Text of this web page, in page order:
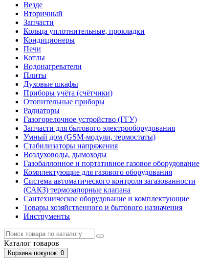
Везде
Вторичный
Запчасти
Кольца уплотнительные, прокладки
Кондиционеры
Печи
Котлы
Водонагреватели
Плиты
Духовые шкафы
Приборы учёта (счётчики)
Отопительные приборы
Радиаторы
Газогорелочное устройство (ГГУ)
Запчасти для бытового электрооборудования
Умный дом (GSM-модули, термостаты)
Cтабилизаторы напряжения
Воздуховоды, дымоходы
Газобаллонное и портативное газовое оборудование
Комплектующие для газового оборудования
Система автоматического контроля загазованности
(САКЗ) термозапорные клапана
Сантехническое оборудование и комплектующие
Товары хозяйственного и бытового назначения
Инструменты
Каталог товаров
Корзинапокупок: 0